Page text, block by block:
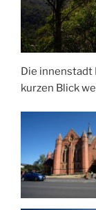
Die innenstadt
kurzen Blick